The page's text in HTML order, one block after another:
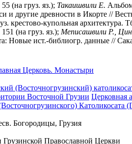
(на груз. яз.); Такаишвили Е.
и другие древности в Икорте //
крестово-купольная архитектура.
(на груз. яз.); Меписашвили Р.,
Новые ист.-библиогр. данные //
Церковь. Монастыри
(Восточногрузинский)
Восточной Грузии Церковная
Католикосата
Богородицы, Грузия
Православной Церкви